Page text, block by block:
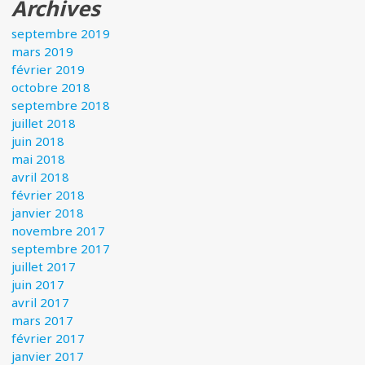
Archives
septembre 2019
mars 2019
février 2019
octobre 2018
septembre 2018
juillet 2018
juin 2018
mai 2018
avril 2018
février 2018
janvier 2018
novembre 2017
septembre 2017
juillet 2017
juin 2017
avril 2017
mars 2017
février 2017
janvier 2017